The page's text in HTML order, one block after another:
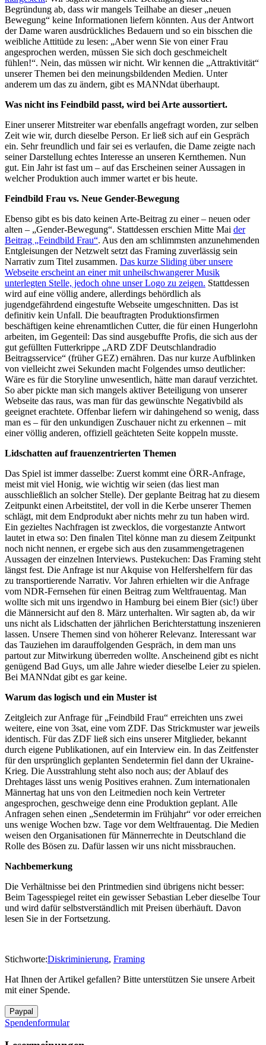
Begründung ab, dass wir mangels Teilhabe an dieser „neuen
Bewegung“ keine Informationen liefern könnten. Aus der Antwort
der Dame waren ausdrückliches Bedauern und so ein bisschen die
weibliche Attitüde zu lesen: „Aber wenn Sie von einer Frau
angesprochen werden, müssen Sie sich doch geschmeichelt
fühlen!“. Nein, das müssen wir nicht. Wir kennen die „Attraktivität“
unserer Themen bei den meinungsbildenden Medien. Unter
anderem um das zu ändern, gibt es MANNdat überhaupt.
Was nicht ins Feindbild passt, wird bei Arte aussortiert.
Einer unserer Mitstreiter war ebenfalls angefragt worden, zur selben
Zeit wie wir, durch dieselbe Person. Er ließ sich auf ein Gespräch
ein. Sehr freundlich und fair sei es verlaufen, die Dame zeigte nach
seiner Darstellung echtes Interesse an unseren Kernthemen. Nun
gut. Ein Jahr ist fast um – auf das Erscheinen seiner Aussagen in
welcher Produktion auch immer wartet er bis heute.
Feindbild Frau vs. Neue Gender-Bewegung
Ebenso gibt es bis dato keinen Arte-Beitrag zu einer – neuen oder
alten – „Gender-Bewegung“. Stattdessen erschien Mitte Mai der
Beitrag „Feindbild Frau“. Aus den am schlimmsten anzunehmenden
Entgleisungen der Netzwelt setzt das Framing zuverlässig sein
Narrativ zum Titel zusammen. Das kurze Sliding über unsere
Webseite erscheint an einer mit unheilschwangerer Musik
unterlegten Stelle, jedoch ohne unser Logo zu zeigen. Stattdessen
wird auf eine völlig andere, allerdings behördlich als
jugendgefährdend eingestufte Webseite umgeschnitten. Das ist
definitiv kein Unfall. Die beauftragten Produktionsfirmen
beschäftigen keine ehrenamtlichen Cutter, die für einen Hungerlohn
arbeiten, im Gegenteil: Das sind ausgebuffte Profis, die sich aus der
gut gefüllten Futterkrippe „ARD ZDF Deutschlandradio
Beitragsservice“ (früher GEZ) ernähren. Das nur kurze Aufblinken
von vielleicht zwei Sekunden macht Folgendes umso deutlicher:
Wäre es für die Storyline unwesentlich, hätte man darauf verzichtet.
So aber pickte man sich mangels aktiver Beteiligung von unserer
Webseite das raus, was man für das gewünschte Negativbild als
geeignet erachtete. Offenbar liefern wir dahingehend so wenig, dass
man es – für den unkundigen Zuschauer nicht zu erkennen – mit
einer völlig anderen, offiziell geächteten Seite koppeln musste.
Lidschatten auf frauenzentrierten Themen
Das Spiel ist immer dasselbe: Zuerst kommt eine ÖRR-Anfrage,
meist mit viel Honig, wie wichtig wir seien (das liest man
ausschließlich an solcher Stelle). Der geplante Beitrag hat zu diesem
Zeitpunkt einen Arbeitstitel, der voll in die Kerbe unserer Themen
schlägt, mit dem Endprodukt aber nichts mehr zu tun haben wird.
Ein gezieltes Nachfragen ist zwecklos, die vorgestanzte Antwort
lautet in etwa so: Den finalen Titel könne man zu diesem Zeitpunkt
noch nicht nennen, er ergebe sich aus den zusammengetragenen
Aussagen der einzelnen Interviews. Pustekuchen: Das Framing steht
längst fest. Die Anfrage ist nur Akquise von Helfershelfern für das
zu transportierende Narrativ. Vor Jahren erhielten wir die Anfrage
vom NDR-Fernsehen für einen Beitrag zum Weltfrauentag. Man
wollte sich mit uns irgendwo in Hamburg bei einem Bier (sic!) über
die Männersicht auf den 8. März unterhalten. Wir sagten ab, da wir
uns nicht als Lidschatten der jährlichen Berichterstattung inszenieren
lassen. Unsere Themen sind von höherer Relevanz. Interessant war
das Tauziehen im darauffolgenden Gespräch, in dem man uns
partout zur Mitwirkung überreden wollte. Anscheinend gibt es nicht
genügend Bad Guys, um alle Jahre wieder dieselbe Leier zu spielen.
Bei MANNdat gibt es gar keine.
Warum das logisch und ein Muster ist
Zeitgleich zur Anfrage für „Feindbild Frau“ erreichten uns zwei
weitere, eine von 3sat, eine vom ZDF. Das Strickmuster war jeweils
identisch. Für das ZDF ließ sich eins unserer Mitglieder, bekannt
durch eigene Publikationen, auf ein Interview ein. In das Zeitfenster
für den ursprünglich geplanten Sendetermin fiel dann der Ukraine-
Krieg. Die Ausstrahlung steht also noch aus; der Ablauf des
Drehtages lässt uns wenig Positives erahnen. Zum internationalen
Männertag hat uns von den Leitmedien noch kein Vertreter
angesprochen, geschweige denn eine Produktion geplant. Alle
Anfragen sehen einen „Sendetermin im Frühjahr“ vor oder erreichen
uns wenige Wochen bzw. Tage vor dem Weltfrauentag. Die Medien
weisen den Organisationen für Männerrechte in Deutschland die
Rolle des Bösen zu. Dafür lassen wir uns nicht missbrauchen.
Nachbemerkung
Die Verhältnisse bei den Printmedien sind übrigens nicht besser:
Beim Tagesspiegel reitet ein gewisser Sebastian Leber dieselbe Tour
und wird dafür selbstverständlich mit Preisen überhäuft. Davon
lesen Sie in der Fortsetzung.
Stichworte:Diskriminierung, Framing
Hat Ihnen der Artikel gefallen? Bitte unterstützen Sie unsere Arbeit
mit einer Spende.
Spendenformular